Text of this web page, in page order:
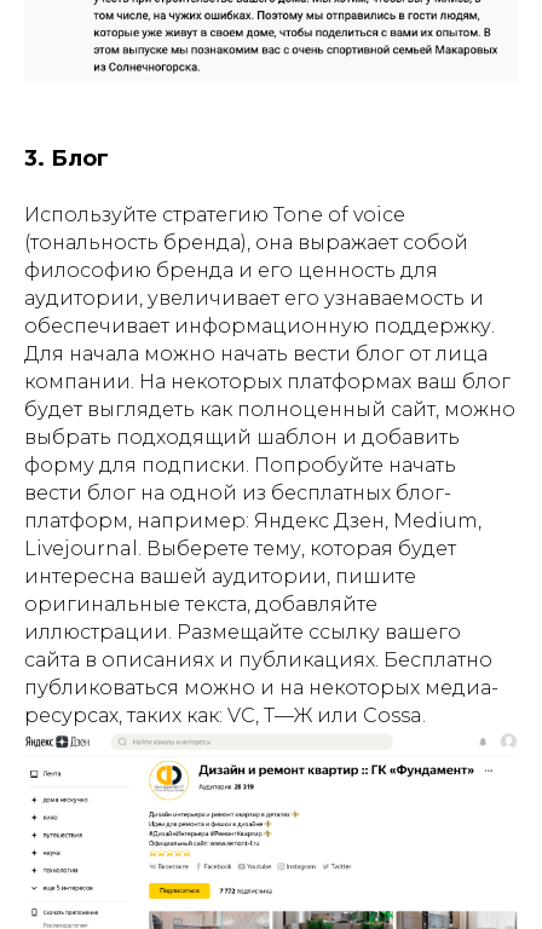
3. Блог
Используйте стратегию Tone of voice
(тональность бренда), она выражает собой
философию бренда и его ценность для
аудитории, увеличивает его узнаваемость и
обеспечивает информационную поддержку.
Для начала можно начать вести блог от лица
компании. На некоторых платформах ваш блог
будет выглядеть как полноценный сайт, можно
выбрать подходящий шаблон и добавить
форму для подписки. Попробуйте начать
вести блог на одной из бесплатных блог-
платформ, например: Яндекс Дзен, Medium,
Livejournal. Выберете тему, которая будет
интересна вашей аудитории, пишите
оригинальные текста, добавляйте
иллюстрации. Размещайте ссылку вашего
сайта в описаниях и публикациях. Бесплатно
публиковаться можно и на некоторых медиа-
ресурсах, таких как: VC, Т—Ж или Cossa.